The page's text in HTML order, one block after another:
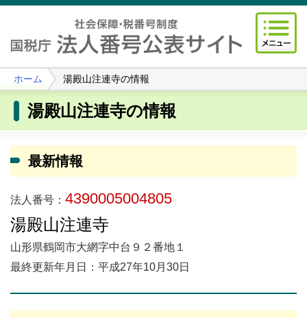
ホーム 湯殿山注連寺の情報
湯殿山注連寺の情報
最新情報
法人番号： 4390005004805
湯殿山注連寺
山形県鶴岡市大網字中台９２番地１
最終更新年月日：平成27年10月30日